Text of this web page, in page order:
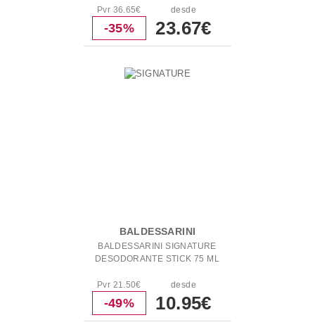
Pvr 36.65€
-35%
desde
23.67€
BALDESSARINI
BALDESSARINI SIGNATURE
DESODORANTE STICK 75 ML
Pvr 21.50€
-49%
desde
10.95€